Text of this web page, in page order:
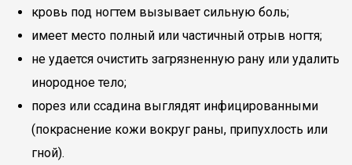
кровь под ногтем вызывает сильную боль;
имеет место полный или частичный отрыв ногтя;
не удается очистить загрязненную рану или удалить
инородное тело;
порез или ссадина выглядят инфицированными
(покраснение кожи вокруг раны, припухлость или
гной).